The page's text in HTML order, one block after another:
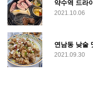
약수역 드라
2021.10.06
연남동 낮술
2021.09.30